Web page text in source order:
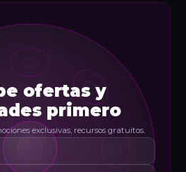
ofertas y
primero
exclusivas, recursos gratuitos.